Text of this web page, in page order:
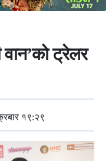
वान’को ट्रेलर
१९:२९